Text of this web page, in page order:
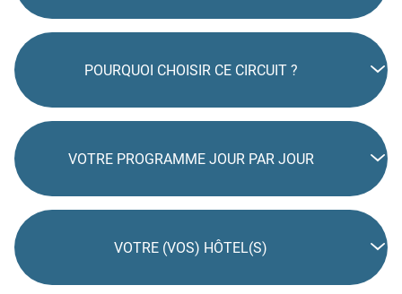
POURQUOI CHOISIR CE CIRCUIT ?
VOTRE PROGRAMME JOUR PAR JOUR
VOTRE (VOS) HÔTEL(S)